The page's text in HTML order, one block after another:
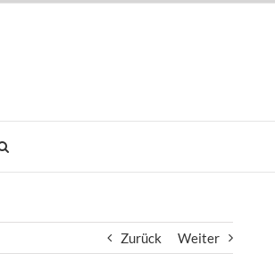
Zurück Weiter